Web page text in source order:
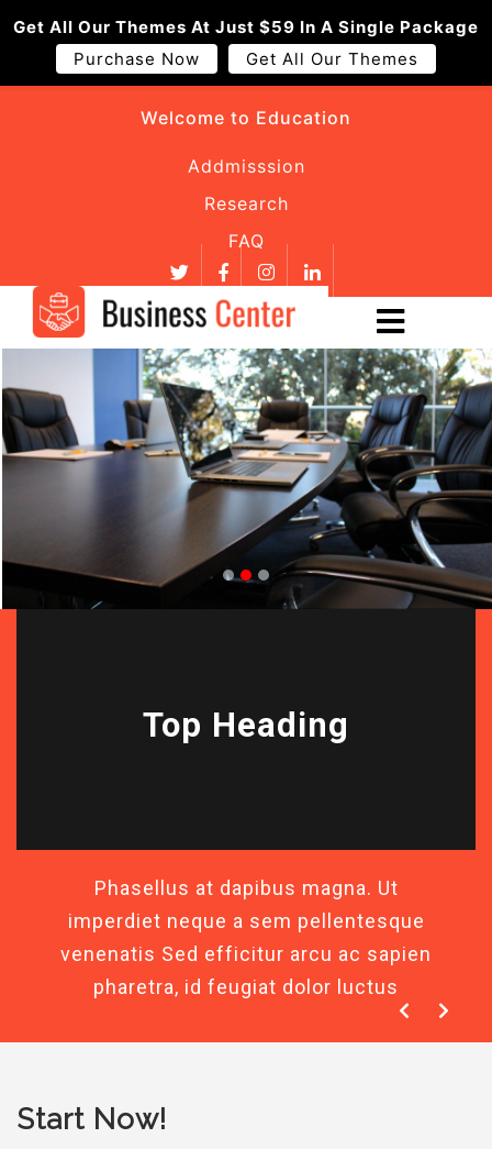
Welcome to Education
Addmisssion
Research
FAQ
Top Heading
Phasellus at dapibus magna. Ut
imperdiet neque a sem pellentesque
venenatis Sed efficitur arcu ac sapien
pharetra, id feugiat dolor luctus
Start Now!
Get All Our Themes At Just $59 In A Single Package
Purchase Now
Get All Our Themes